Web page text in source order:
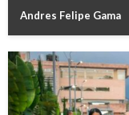
Andres Felipe Gama